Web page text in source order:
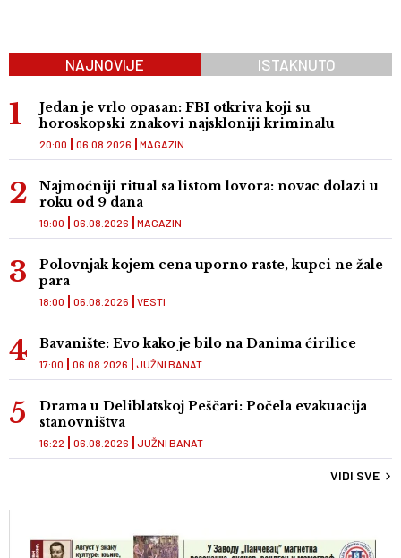
NAJNOVIJE ISTAKNUTO
Jedan je vrlo opasan: FBI otkriva koji su
horoskopski znakovi najskloniji kriminalu
MAGAZIN
20:00 06.08.2026
Najmoćniji ritual sa listom lovora: novac dolazi u
roku od 9 dana
MAGAZIN
19:00 06.08.2026
Polovnjak kojem cena uporno raste, kupci ne žale
para
VESTI
18:00 06.08.2026
Bavanište: Evo kako je bilo na Danima ćirilice
JUŽNI BANAT
17:00 06.08.2026
Drama u Deliblatskoj Peščari: Počela evakuacija
stanovništva
JUŽNI BANAT
16:22 06.08.2026
VIDI SVE